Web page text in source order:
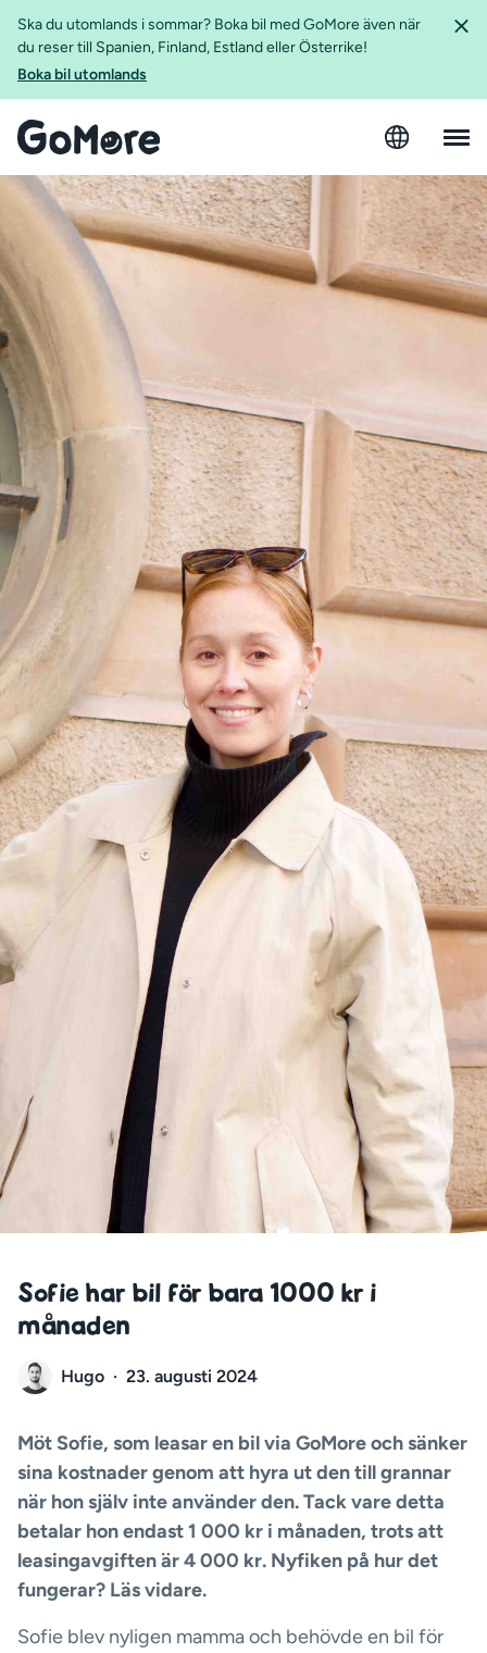
Ska du utomlands i sommar? Boka bil med GoMore även när
du reser till Spanien, Finland, Estland eller Österrike!
Boka bil utomlands
Sofie har bil för bara 1000 kr i
månaden
Hugo · 23. augusti 2024
Möt Sofie, som leasar en bil via GoMore och sänker
sina kostnader genom att hyra ut den till grannar
när hon själv inte använder den. Tack vare detta
betalar hon endast 1 000 kr i månaden, trots att
leasingavgiften är 4 000 kr. Nyfiken på hur det
fungerar? Läs vidare.
Sofie blev nyligen mamma och behövde en bil för